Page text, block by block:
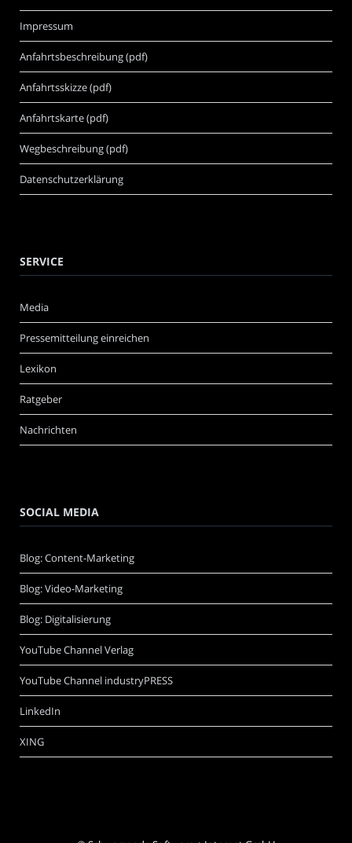
Impressum
Anfahrtsbeschreibung (pdf)
Anfahrtsskizze (pdf)
Anfahrtskarte (pdf)
Wegbeschreibung (pdf)
Datenschutzerklärung
SERVICE
Media
Pressemitteilung einreichen
Lexikon
Ratgeber
Nachrichten
SOCIAL MEDIA
Blog: Content-Marketing
Blog: Video-Marketing
Blog: Digitalisierung
YouTube Channel Verlag
YouTube Channel industryPRESS
LinkedIn
XING